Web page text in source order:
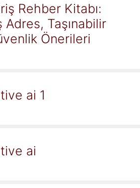
Rehber Kitabı:
Adres, Taşınabilir
Önerileri
ai 1
ai